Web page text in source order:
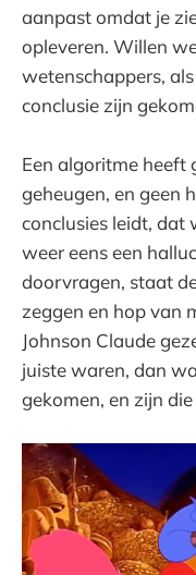
aanpast omdat je
opleveren. Willen
wetenschappers,
conclusie zijn
Een algoritme heeft
geheugen, en geen
conclusies leidt,
weer eens een
doorvragen, staat
zeggen en hop van
Johnson Claude
juiste waren, dan
gekomen, en zijn